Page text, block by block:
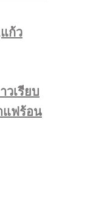
ก้ว
วเรียบ
แฟร้อน